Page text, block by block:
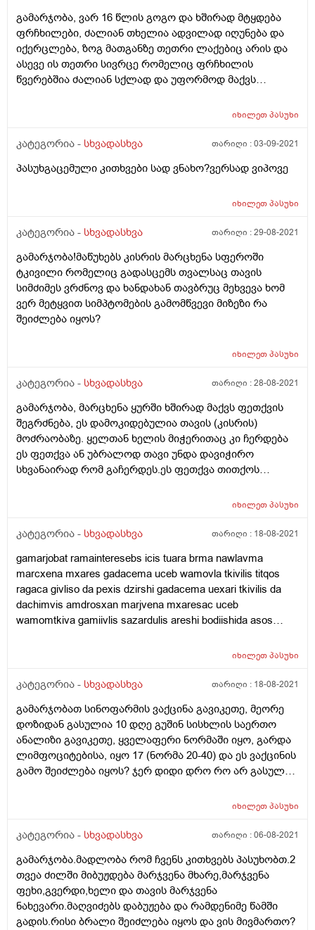
გამარჯობა, ვარ 16 წლის გოგო და ხშირად მტყდება
ფრჩხილები, ძალიან თხელია ადვილად იღუნება და
იქერცლება, ზოგ მათგანზე თეთრი ლაქებიც არის და
ასევე ის თეთრი სივრცე რომელიც ფრჩხილის
წვერებშია ძალიან სქლად და უფორმოდ მაქვს
ვდებ ხშირად მაგრამ შესამჩნევი შედეგი არ მაქვს;
გულებზე მცირედი კანის აქერცვლაც მაქვს ზოგჯერ.
იხილეთპასუხი
კატეგორია - სხვადასხვა თარიღი :03-09-2021
პასუხგაცემული კითხვები სად ვნახო?ვერსად ვიპოვე
იხილეთპასუხი
კატეგორია - სხვადასხვა თარიღი :29-08-2021
გამარჯობა!მაწუხებს კისრის მარცხენა სფეროში
ტკივილი რომელიც გადასცემს თვალსაც თავის
სიმძიმეს ვრძნოვ და ხანდახან თავბრუც მეხვევა ხომ
ვერ მეტყვით სიმპტომების გამომწვევი მიზეზი რა
შეიძლება იყოს?
იხილეთპასუხი
კატეგორია - სხვადასხვა თარიღი :28-08-2021
გამარჯობა, მარცხენა ყურში ხშირად მაქვს ფეთქვის
შეგრძნება, ეს დამოკიდებულია თავის (კისრის)
მოძრაობაზე. ყელთან ხელის მიჭერითაც კი ჩერდება
ეს ფეთქვა ან უბრალოდ თავი უნდა დავიჭირო
სხვანაირად რომ გაჩერდეს.ეს ფეთქვა თითქოს
და აღმოვაჩინე რო ასე ფეთქვა ჩერდებოდა. მითხრეს
მაინტერესებს რა შეიძლება იწვევდეს ამას და
იხილეთპასუხი
კატეგორია - სხვადასხვა თარიღი : 18-08-2021
gamarjobat ramainteresebs icis tuara brma nawlavma
marcxena mxares gadacema uceb wamovla tkivilis titqos
ragaca givliso da pexis dzirshi gadacema uexari tkivilis da
dachimvis amdrosxan marjvena mxaresac uceb
wamomtkiva gamiivlis sazardulis areshi bodiishida asos
იხილეთპასუხი
კატეგორია - სხვადასხვა თარიღი : 18-08-2021
გამარჯობათ სინოფარმის ვაქცინა გავიკეთე, მეორე
დოზიდან გასულია 10 დღე გუშინ სისხლის საერთო
ანალიზი გავიკეთე, ყველაფერი ნორმაში იყო, გარდა
ლიმფოციტებისა, იყო 17 (ნორმა 20-40) და ეს ვაქცინის
გამო შეიძლება იყოს? ჯერ დიდი დრო რო არ გასულა ?
იხილეთპასუხი
კატეგორია - სხვადასხვა თარიღი :06-08-2021
გამარჯობა.მადლობა რომ ჩვენს კითხვებს პასუხობთ.2
თვეა ძილში მიბუჟდება მარჯვენა მხარე,მარჯვენა
ფეხი,გვერდი,ხელი და თავის მარჯვენა
ნახევარი.მაღვიძებს დაბუჟება და რამდენიმე წამში
გადის.რისი ბრალი შეიძლება იყოს და ვის მივმართო?